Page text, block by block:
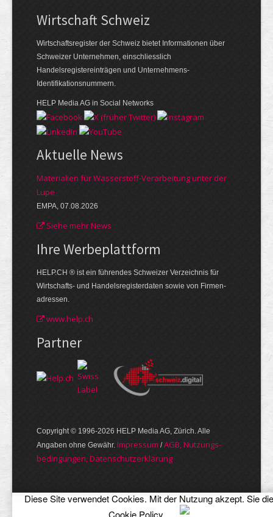
Wirtschaft Schweiz
Wirtschaftsregister der Schweiz bietet Informationen über
Schweizer Unternehmen, einschliesslich
Handelsregistereinträgen und Unternehmens-
Identifikationsnummern.
HELP Media AG in Social Networks
Aktuelle News
Materialien für Wasserstoff-Verarbeitung unter der
Lupe
EMPA, 07.08.2026
Siehe mehr News
Ihre Werbe­plattform
HELP.CH ® ist ein führendes Schweizer Verzeichnis für
Wirtschafts- und Handelsregisterdaten sowie von Firmen­
adressen.
www.help.ch
Partner
Copyright © 1996-2026 HELP Media AG, Zürich. Alle
Angaben ohne Gewähr. Im­pres­sum /AGB, Nut­zungs­
bedin­gungen, Daten­schutz­er­klärung
Diese Site verwendet Cookies. Mit der Nutzung akzept. Sie die
Cookie Policy.